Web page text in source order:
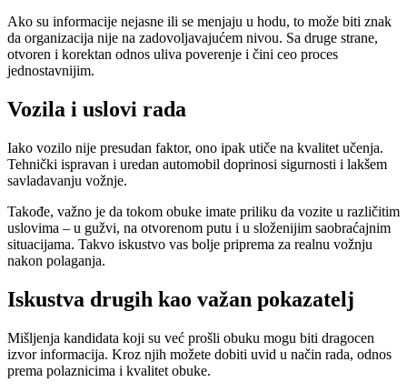
Ako su informacije nejasne ili se menjaju u hodu, to može biti znak
da organizacija nije na zadovoljavajućem nivou. Sa druge strane,
otvoren i korektan odnos uliva poverenje i čini ceo proces
jednostavnijim.
Vozila i uslovi rada
Iako vozilo nije presudan faktor, ono ipak utiče na kvalitet učenja.
Tehnički ispravan i uredan automobil doprinosi sigurnosti i lakšem
savladavanju vožnje.
Takođe, važno je da tokom obuke imate priliku da vozite u različitim
uslovima – u gužvi, na otvorenom putu i u složenijim saobraćajnim
situacijama. Takvo iskustvo vas bolje priprema za realnu vožnju
nakon polaganja.
Iskustva drugih kao važan pokazatelj
Mišljenja kandidata koji su već prošli obuku mogu biti dragocen
izvor informacija. Kroz njih možete dobiti uvid u način rada, odnos
prema polaznicima i kvalitet obuke.